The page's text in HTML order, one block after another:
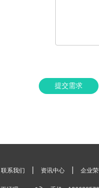
提交需求
联系我们 资讯中心 企业